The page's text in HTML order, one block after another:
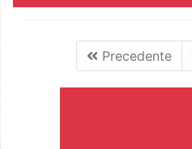
Precedente